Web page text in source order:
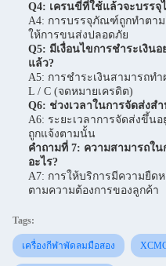
Q4: เครนขี่ที่ใช้แล้วจะบรรจุไ
A4: การบรรจุภัณฑ์ถูกทําตาม
ให้การขนส่งปลอดภัย
Q5: มีเงื่อนไขการชําระเงิน
แล้ว?
A5: การชําระเงินสามารถทํ
L / C (จดหมายเครดิต)
Q6: ช่วงเวลาในการจัดส่งสํ
A6: ระยะเวลาการจัดส่งขึ้น
ถูกแจ้งตามนั้น
คําถามที่ 7: ความสามารถใ
อะไร?
A7: การให้บริการมีความยืด
ตามความต้องการของลูกค้า
Tags:
เครื่องกีฬาพัดลมมือสอง